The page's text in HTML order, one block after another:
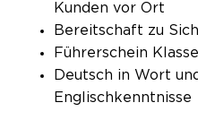
Kunden vor Ort
Bereitschaft zu
Führerschein
Deutsch in Wort
Englischkenntnisse